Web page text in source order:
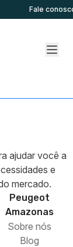
Fale
ajudar você a
e
mercado.
Peugeot
Amazonas
Sobre nós
Blog